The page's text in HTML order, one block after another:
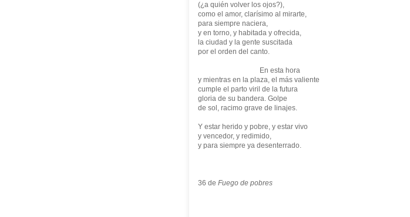
(¿a quién volver los ojos?),
como el amor, clarísimo al mirarte,
para siempre naciera,
y en torno, y habitada y ofrecida,
la ciudad y la gente suscitada
por el orden del canto.
En esta hora
y mientras en la plaza, el más valiente
cumple el parto viril de la futura
gloria de su bandera. Golpe
de sol, racimo grave de linajes.
Y estar herido y pobre, y estar vivo
y vencedor, y redimido,
y para siempre ya desenterrado.
36 de Fuego de pobres